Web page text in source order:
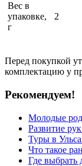
Вес в
упаковке,
г
2
Перед покупкой
комплектацию у
Рекомендуем!
Молодые
Развитие
Туры в
Что такое
Где выбрать